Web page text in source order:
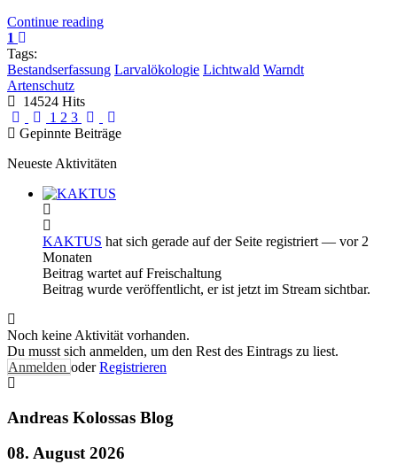
Continue reading
1
Tags:
Bestandserfassung Larvalökologie Lichtwald Warndt
Artenschutz
14524 Hits
First Page
Previous Page
1 2 3 Next Page
Gepinnte Beiträge
Neueste Aktivitäten
KAKTUS hat sich gerade auf der Seite registriert — vor 2
Monaten
Beitrag wartet auf Freischaltung
Beitrag wurde veröffentlicht, er ist jetzt im Stream sichtbar.
Noch keine Aktivität vorhanden.
Du musst sich anmelden, um den Rest des Eintrags zu liest.
Anmelden oderRegistrieren
Andreas Kolossas Blog
08. August 2026